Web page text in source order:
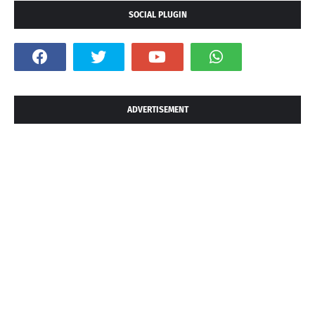
SOCIAL PLUGIN
ADVERTISEMENT